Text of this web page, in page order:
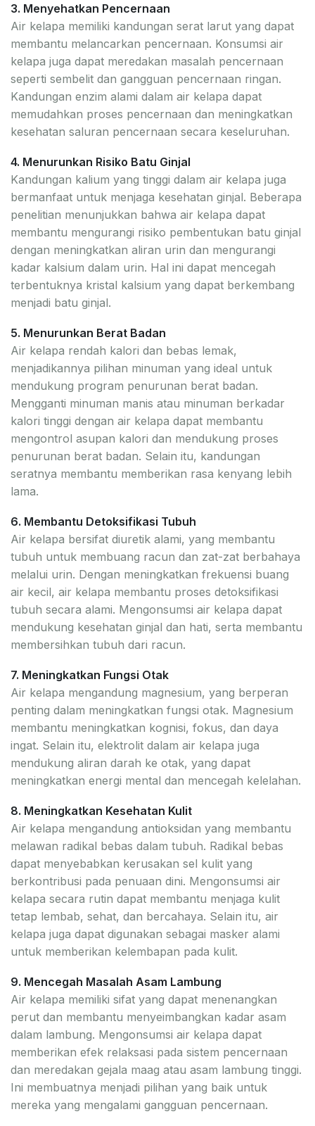
3. Menyehatkan Pencernaan
Air kelapa memiliki kandungan serat larut yang dapat
membantu melancarkan pencernaan. Konsumsi air
kelapa juga dapat meredakan masalah pencernaan
seperti sembelit dan gangguan pencernaan ringan.
Kandungan enzim alami dalam air kelapa dapat
memudahkan proses pencernaan dan meningkatkan
kesehatan saluran pencernaan secara keseluruhan.
4. Menurunkan Risiko Batu Ginjal
Kandungan kalium yang tinggi dalam air kelapa juga
bermanfaat untuk menjaga kesehatan ginjal. Beberapa
penelitian menunjukkan bahwa air kelapa dapat
membantu mengurangi risiko pembentukan batu ginjal
dengan meningkatkan aliran urin dan mengurangi
kadar kalsium dalam urin. Hal ini dapat mencegah
terbentuknya kristal kalsium yang dapat berkembang
menjadi batu ginjal.
5. Menurunkan Berat Badan
Air kelapa rendah kalori dan bebas lemak,
menjadikannya pilihan minuman yang ideal untuk
mendukung program penurunan berat badan.
Mengganti minuman manis atau minuman berkadar
kalori tinggi dengan air kelapa dapat membantu
mengontrol asupan kalori dan mendukung proses
penurunan berat badan. Selain itu, kandungan
seratnya membantu memberikan rasa kenyang lebih
lama.
6. Membantu Detoksifikasi Tubuh
Air kelapa bersifat diuretik alami, yang membantu
tubuh untuk membuang racun dan zat-zat berbahaya
melalui urin. Dengan meningkatkan frekuensi buang
air kecil, air kelapa membantu proses detoksifikasi
tubuh secara alami. Mengonsumsi air kelapa dapat
mendukung kesehatan ginjal dan hati, serta membantu
membersihkan tubuh dari racun.
7. Meningkatkan Fungsi Otak
Air kelapa mengandung magnesium, yang berperan
penting dalam meningkatkan fungsi otak. Magnesium
membantu meningkatkan kognisi, fokus, dan daya
ingat. Selain itu, elektrolit dalam air kelapa juga
mendukung aliran darah ke otak, yang dapat
meningkatkan energi mental dan mencegah kelelahan.
8. Meningkatkan Kesehatan Kulit
Air kelapa mengandung antioksidan yang membantu
melawan radikal bebas dalam tubuh. Radikal bebas
dapat menyebabkan kerusakan sel kulit yang
berkontribusi pada penuaan dini. Mengonsumsi air
kelapa secara rutin dapat membantu menjaga kulit
tetap lembab, sehat, dan bercahaya. Selain itu, air
kelapa juga dapat digunakan sebagai masker alami
untuk memberikan kelembapan pada kulit.
9. Mencegah Masalah Asam Lambung
Air kelapa memiliki sifat yang dapat menenangkan
perut dan membantu menyeimbangkan kadar asam
dalam lambung. Mengonsumsi air kelapa dapat
memberikan efek relaksasi pada sistem pencernaan
dan meredakan gejala maag atau asam lambung tinggi.
Ini membuatnya menjadi pilihan yang baik untuk
mereka yang mengalami gangguan pencernaan.